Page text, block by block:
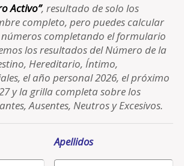
Activo”, resultado de solo los
completo, pero puedes calcular
completando el formulario
los resultados del Número de la
Hereditario, Íntimo,
el año personal 2026, el próximo
y la grilla completa sobre los
Ausentes, Neutros y Excesivos.
Apellidos